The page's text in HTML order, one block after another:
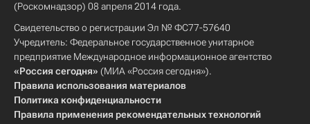
(Роскомнадзор) 08 апреля 2014 года.
Свидетельство о регистрации Эл № ФС77-57640
Учредитель: Федеральное государственное унитарное
предприятие Международное информационное агентство
«Россия сегодня» (МИА «Россия сегодня»).
Правила использования материалов
Политика конфиденциальности
Правила применения рекомендательных технологий